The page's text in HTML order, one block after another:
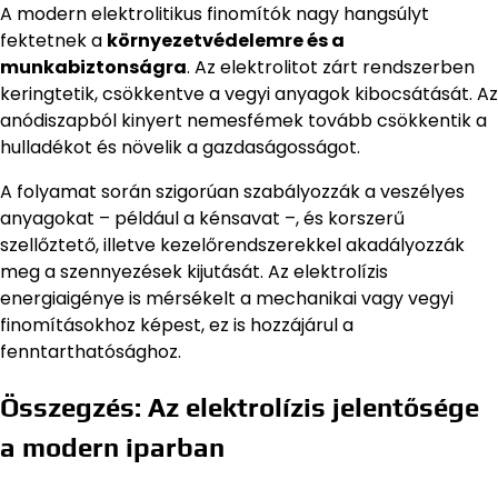
A modern elektrolitikus finomítók nagy hangsúlyt
fektetnek a környezetvédelemre és a
munkabiztonságra. Az elektrolitot zárt rendszerben
keringtetik, csökkentve a vegyi anyagok kibocsátását. Az
anódiszapból kinyert nemesfémek tovább csökkentik a
hulladékot és növelik a gazdaságosságot.
A folyamat során szigorúan szabályozzák a veszélyes
anyagokat – például a kénsavat –, és korszerű
szellőztető, illetve kezelőrendszerekkel akadályozzák
meg a szennyezések kijutását. Az elektrolízis
energiaigénye is mérsékelt a mechanikai vagy vegyi
finomításokhoz képest, ez is hozzájárul a
fenntarthatósághoz.
Összegzés: Az elektrolízis jelentősége
a modern iparban